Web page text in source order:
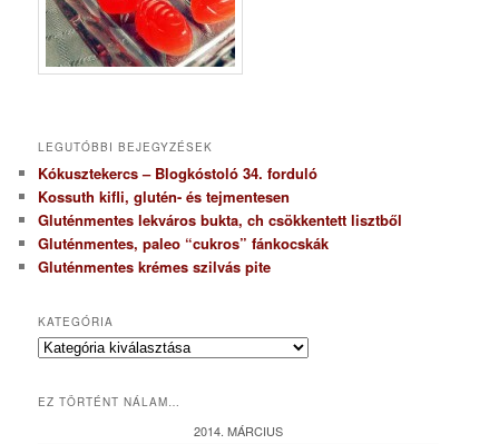
LEGUTÓBBI BEJEGYZÉSEK
Kókusztekercs – Blogkóstoló 34. forduló
Kossuth kifli, glutén- és tejmentesen
Gluténmentes lekváros bukta, ch csökkentett lisztből
Gluténmentes, paleo “cukros” fánkocskák
Gluténmentes krémes szilvás pite
KATEGÓRIA
K
e
EZ TÖRTÉNT NÁLAM…
2014. MÁRCIUS